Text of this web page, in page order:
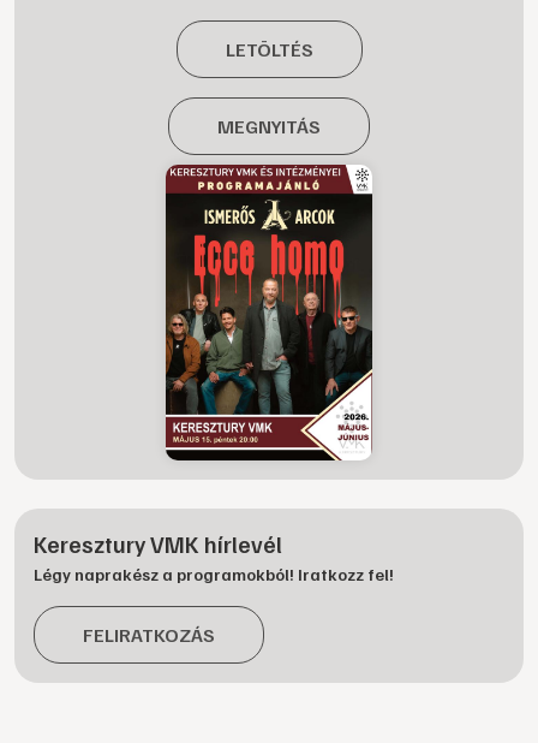
LETÖLTÉS
MEGNYITÁS
Keresztury VMK hírlevél
Légy naprakész a programokból! Iratkozz fel!
FELIRATKOZÁS